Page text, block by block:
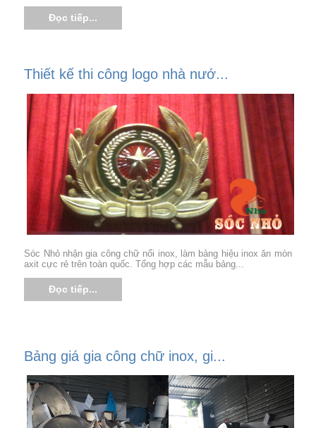
Đọc tiếp...
Thiết kế thi công logo nhà nướ...
Sóc Nhỏ nhận gia công chữ nổi inox, làm bảng hiệu inox ăn mòn
axit cực rẻ trên toàn quốc. Tổng hợp các mẫu bảng...
Đọc tiếp...
Bảng giá gia công chữ inox, gi...